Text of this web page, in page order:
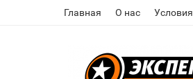
Главная О нас